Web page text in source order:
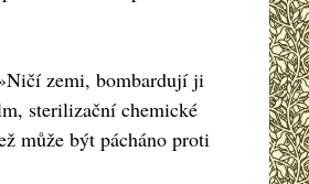
zemi, bombardují ji
sterilizační chemické
může být pácháno proti